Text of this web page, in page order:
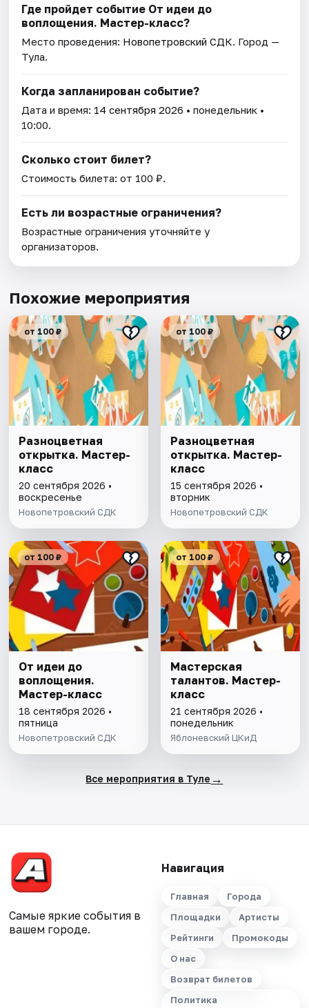
Где пройдет событие От идеи до
воплощения. Мастер-класс?
Место проведения: Новопетровский СДК. Город —
Тула.
Когда запланирован событие?
Дата и время: 14 сентября 2026 • понедельник •
10:00.
Сколько стоит билет?
Стоимость билета: от 100 ₽.
Есть ли возрастные ограничения?
Возрастные ограничения уточняйте у
организаторов.
Похожие мероприятия
от 100 ₽
Разноцветная
открытка. Мастер-
класс
20 сентября 2026 •
воскресенье
Новопетровский СДК
от 100 ₽
Разноцветная
открытка. Мастер-
класс
15 сентября 2026 •
вторник
Новопетровский СДК
от 100 ₽
От идеи до
воплощения.
Мастер-класс
18 сентября 2026 •
пятница
Новопетровский СДК
от 100 ₽
Мастерская
талантов. Мастер-
класс
21 сентября 2026 •
понедельник
Яблоневский ЦКиД
Все мероприятия в Туле →
Самые яркие события в
вашем городе.
Навигация
Главная
Города
Площадки
Артисты
Рейтинги
Промокоды
О нас
Возврат билетов
Политика